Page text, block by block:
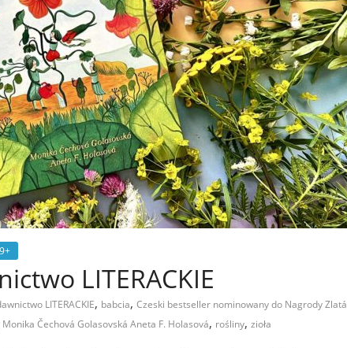
LITERACKIE
LITERACKIE, babcia, Czeski bestseller nominowany do Nagrody Zlatá
Monika Čechová Golasovská Aneta F. Holasová, rośliny, zioła